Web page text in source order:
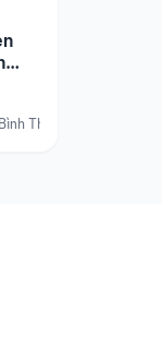
Thuận (cũ), gần